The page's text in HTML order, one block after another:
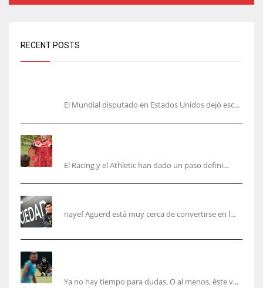
RECENT POSTS
El Mundial disputado en Estados Unidos dejó esc...
El Racing y el Athletic han dado un paso defini...
nayef Aguerd está muy cerca de convertirse en l...
Ya no hay tiempo para dudas. O al menos, éste v...